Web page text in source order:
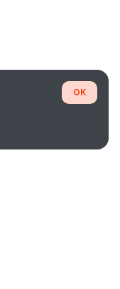
OK